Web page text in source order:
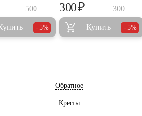
500
5%
300
300₽
Купить 5%
Обратное
Кресты